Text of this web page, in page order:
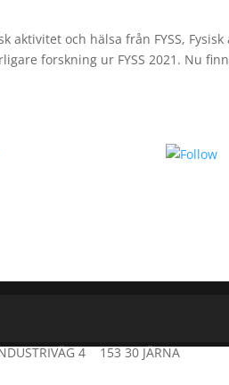
aktivitet och hälsa från FYSS,
forskning ur FYSS 2021. Nu
4 153 30 JÄRNA